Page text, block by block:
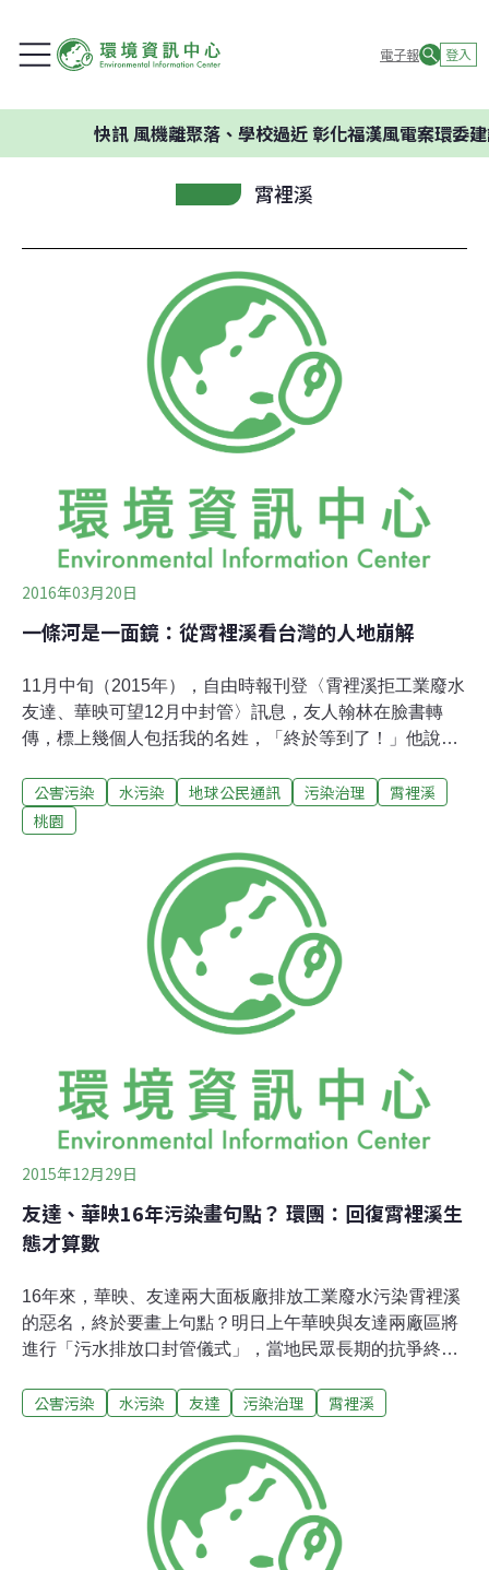
電子報 登入
風機離聚落、學校過近 彰化福漢風電案環委建議不應
霄裡溪
2016年03月20日
一條河是一面鏡：從霄裡溪看台灣的人地崩解
11月中旬（2015年），自由時報刊登〈霄裡溪拒工業廢水
友達、華映可望12月中封管〉訊息，友人翰林在臉書轉
傳，標上幾個人包括我的名姓，「終於等到了！」他說。
政大公行系教授杜文苓（註一）和她的助理許靜娟，得知
在桃園龍潭設廠的友達、華映兩家光電業者，竟從2001年
消息。新竹新埔鎮的居民因此染上怪病，村莊爆發錦鯉暴
斃、稻米歉收事件，三不五時還得開車上山載泉水以供生
活所需。霄裡溪，不僅育養夾岸農田，也是新埔鎮民飲食
盥洗仰賴的母親河，在它遭受污染前，應對台灣的川流分
級，更是難得的「甲級水體」。此分級意味的是，自戰後
以來的工業發展，沒有侵染這條河流的潔淨，只要簡易處
理，人們便可取得所需水源，自來水公司更因此將霄裡溪
公害污染 水污染 地球公民通訊 污染治理
霄裡溪
桃園
2015年12月29日
友達、華映16年污染畫句點？ 環團：回復霄裡溪生
態才算數
16年來，華映、友達兩大面板廠排放工業廢水污染霄裡溪
的惡名，終於要畫上句點？明日上午華映與友達兩廠區將
進行「污水排放口封管儀式」，當地民眾長期的抗爭終於
的漫長復育之路才正要開始。趕在明天的封館儀式前，長
記者會，要提醒華映與友達，不要就此忘了復育霄裡溪的
責任。居民希望霄裡溪能回復到有蝦、有魚、可以玩耍戲
水的清淨溪流。華映友達的廢水終於不再排入霄裡溪，居
民呼籲兩廠復育霄裡溪。攝影：陳文姿居民：我們要的不
是官方「公告標準」 而是有魚有蝦的霄裡溪1999年，友達
公害污染 水污染 友達 污染治理 霄裡溪